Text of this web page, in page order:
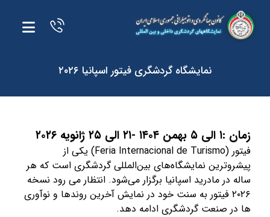
نمایشگاه گردشگری فیتور اسپانیا ۲۰۲۶
زمان :۱ الی ۵ بهمن ۱۴۰۴ -۲۱ الی ۲۵ ژانویه ۲۰۲۶
فیتور (Feria Internacional de Turismo) یکی از
پیشروترین نمایشگاه‌های بین‌المللی گردشگری است که هر
ساله در مادرید اسپانیا برگزار می‌شود. انتظار می رود نسخه
۲۰۲۶ فیتور به سنت خود در نمایش آخرین روندها و نوآوری
ها در صنعت گردشگری ادامه دهد.